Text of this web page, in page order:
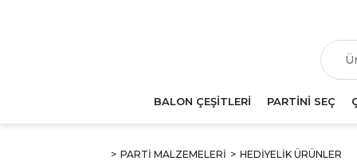
BALON ÇEŞİTLERİ PARTİNİ SEÇ
PARTİ MALZEMELERİ HEDİYELİK ÜRÜNLER